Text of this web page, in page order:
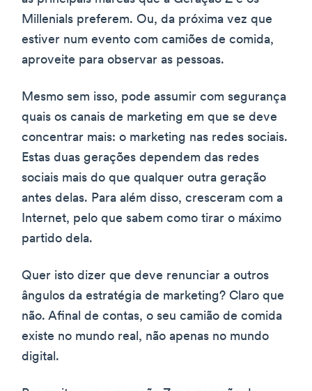
Millenials preferem. Ou, da próxima vez que
estiver num evento com camiões de comida,
aproveite para observar as pessoas.
Mesmo sem isso, pode assumir com segurança
quais os canais de marketing em que se deve
concentrar mais: o marketing nas redes sociais.
Estas duas gerações dependem das redes
sociais mais do que qualquer outra geração
antes delas. Para além disso, cresceram com a
Internet, pelo que sabem como tirar o máximo
partido dela.
Quer isto dizer que deve renunciar a outros
ângulos da estratégia de marketing? Claro que
não. Afinal de contas, o seu camião de comida
existe no mundo real, não apenas no mundo
digital.